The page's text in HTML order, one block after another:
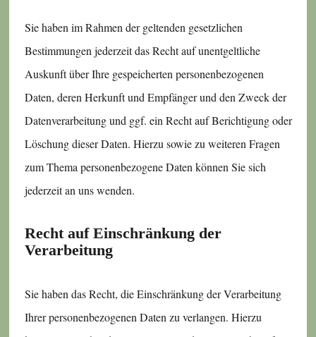
Sie haben im Rahmen der geltenden gesetzlichen
Bestimmungen jederzeit das Recht auf unentgeltliche
Auskunft über Ihre gespeicherten personenbezogenen
Daten, deren Herkunft und Empfänger und den Zweck der
Datenverarbeitung und ggf. ein Recht auf Berichtigung oder
Löschung dieser Daten. Hierzu sowie zu weiteren Fragen
zum Thema personenbezogene Daten können Sie sich
jederzeit an uns wenden.
Recht auf Einschränkung der
Verarbeitung
Sie haben das Recht, die Einschränkung der Verarbeitung
Ihrer personenbezogenen Daten zu verlangen. Hierzu